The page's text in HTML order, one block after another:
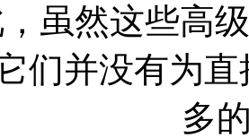
虽然这些高
们并没有为
多